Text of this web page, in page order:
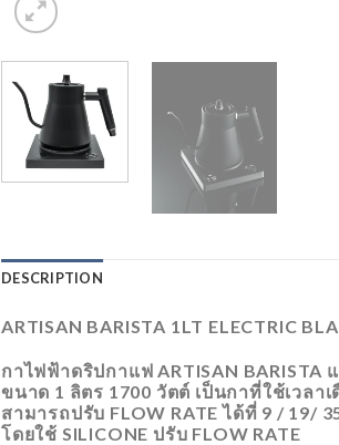
DESCRIPTION
ARTISAN BARISTA 1LT ELECTRIC
กาไฟฟ้าดริปกาแฟ ARTISAN BARISTA
ขนาด 1 ลิตร 1700 วัตต์ เป็นกาที่ใช้เวลา
สามารถปรับ FLOW RATE ได้ที่ 9 / 19/
โดยใช้ SILICONE ปรับ FLOW RATE